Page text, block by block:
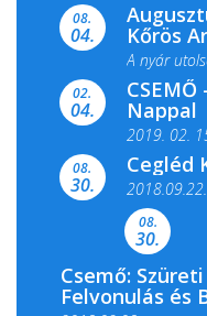
ismét
08.
04. Kőrös
A nyár
02.
04. Nappal
2019. 02.
Színes és
Csemői
08.
30.
Cegléd
2018.09.22.
08.
30.
Csemő:
Felvonulás és